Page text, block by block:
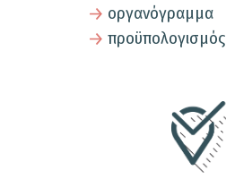
οργανόγραμμα
προϋπολογισμός